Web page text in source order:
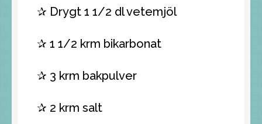
✰ Drygt 1 1/2 dl vetemjöl
✰ 1 1/2 krm bikarbonat
✰ 3 krm bakpulver
✰ 2 krm salt